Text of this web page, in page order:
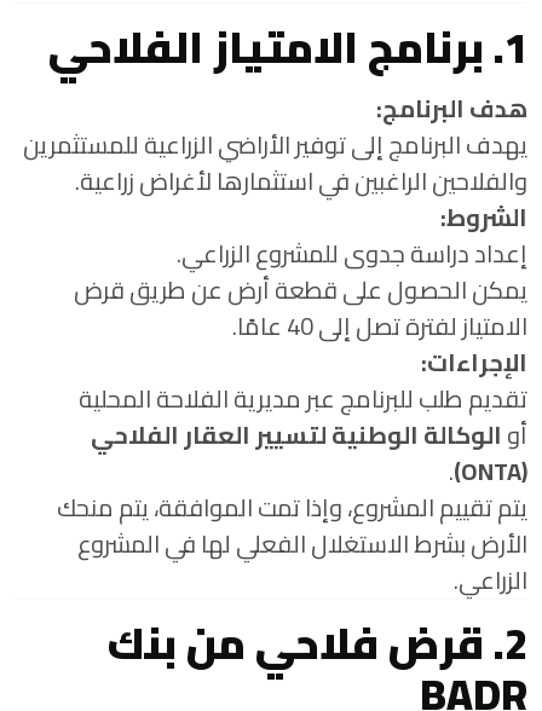
1. برنامج الامتياز الفلاحي
هدف البرنامج:
يهدف البرنامج إلى توفير الأراضي الزراعية للمستثمرين
والفلاحين الراغبين في استثمارها لأغراض زراعية.
الشروط:
إعداد دراسة جدوى للمشروع الزراعي.
يمكن الحصول على قطعة أرض عن طريق قرض
الامتياز لفترة تصل إلى 40 عامًا.
الإجراءات:
تقديم طلب للبرنامج عبر مديرية الفلاحة المحلية
أوالوكالة الوطنية لتسيير العقار الفلاحي
(ONTA)
.
يتم تقييم المشروع، وإذا تمت الموافقة، يتم منحك
الأرض بشرط الاستغلال الفعلي لها في المشروع
الزراعي.
2. قرض فلاحي من بنك
BADR